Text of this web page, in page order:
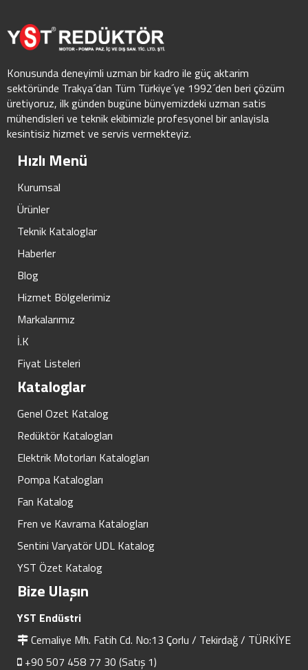
Konusunda deneyimli uzman bir kadro ile güç aktarim
sektöründe Trakya´dan Tüm Türkiye´ye 1992´den beri çözüm
üretiyoruz, ilk günden bugüne bünyemizdeki uzman satis
mühendisleri ve teknik ekibimizle profesyonel bir anlayisla
kesintisiz hizmet ve servis vermekteyiz.
Hızlı Menü
Kurumsal
Ürünler
Teknik Kataloglar
Haberler
Blog
Hizmet Bölgelerimiz
Markalarımız
İ.K
Fiyat Listeleri
Kataloglar
Genel Ozet Katalog
Redüktör Katalogları
Elektrik Motorları Katalogları
Pompa Katalogları
Fan Katalog
Fren ve Kavrama Katalogları
Sentini Varyatör UDL Katalog
YST Özet Katalog
Bize Ulaşın
YST Endüstri
Cemaliye Mh. Fatih Cd. No:13 Çorlu / Tekirdağ / TÜRKİYE
+90 507 458 77 30 (Satış 1)